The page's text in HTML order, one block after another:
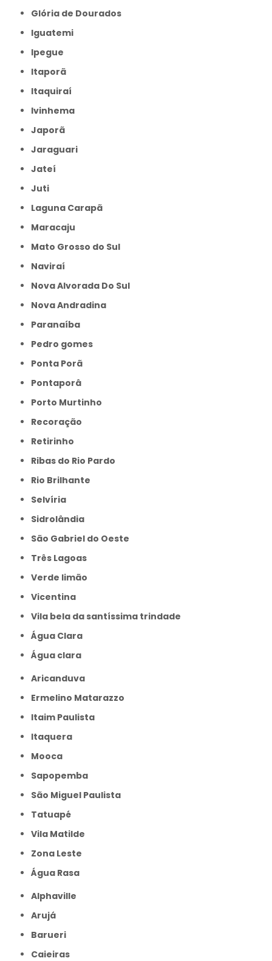
Glória de Dourados
Iguatemi
Ipegue
Itaporã
Itaquiraí
Ivinhema
Japorã
Jaraguari
Jateí
Juti
Laguna Carapã
Maracaju
Mato Grosso do Sul
Naviraí
Nova Alvorada Do Sul
Nova Andradina
Paranaíba
Pedro gomes
Ponta Porã
Pontaporâ
Porto Murtinho
Recoração
Retirinho
Ribas do Rio Pardo
Rio Brilhante
Selvíria
Sidrolândia
São Gabriel do Oeste
Três Lagoas
Verde limão
Vicentina
Vila bela da santíssima trindade
Água Clara
Água clara
Aricanduva
Ermelino Matarazzo
Itaim Paulista
Itaquera
Mooca
Sapopemba
São Miguel Paulista
Tatuapé
Vila Matilde
Zona Leste
Água Rasa
Alphaville
Arujá
Barueri
Caieiras